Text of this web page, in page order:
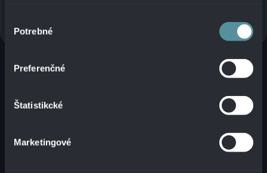
súhlasu
Potrebné
Preferenčné
Štatistikcké
Marketingové
dispozícii túto technológiu.